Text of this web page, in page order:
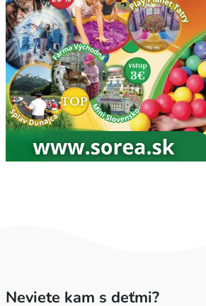
Neviete kam s deťmi?